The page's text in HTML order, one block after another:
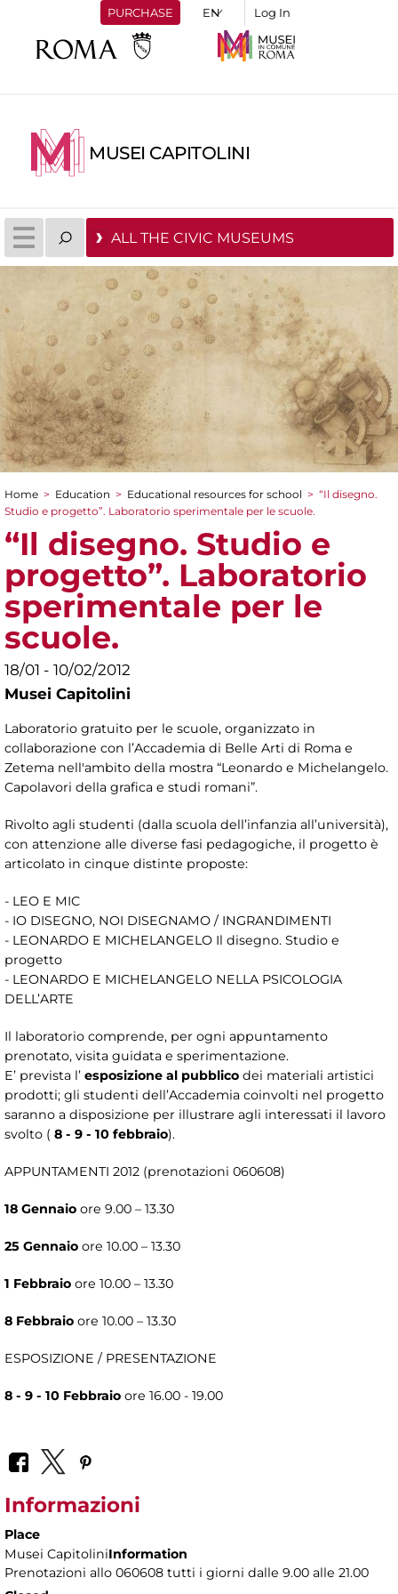
PURCHASE Log In
MUSEI CAPITOLINI
ALL THE CIVIC MUSEUMS
You are here
Home > Education > Educational resources for school > “Il disegno.
Studio e progetto”. Laboratorio sperimentale per le scuole.
“Il disegno. Studio e
progetto”. Laboratorio
sperimentale per le
scuole.
18/01 - 10/02/2012
Musei Capitolini
Laboratorio gratuito per le scuole, organizzato in
collaborazione con l’Accademia di Belle Arti di Roma e
Zetema nell'ambito della mostra “Leonardo e Michelangelo.
Capolavori della grafica e studi romani”.
Rivolto agli studenti (dalla scuola dell’infanzia all’università),
con attenzione alle diverse fasi pedagogiche, il progetto è
articolato in cinque distinte proposte:
- LEO E MIC
- IO DISEGNO, NOI DISEGNAMO / INGRANDIMENTI
- LEONARDO E MICHELANGELO Il disegno. Studio e
progetto
- LEONARDO E MICHELANGELO NELLA PSICOLOGIA
DELL’ARTE
Il laboratorio comprende, per ogni appuntamento
prenotato, visita guidata e sperimentazione.
E’ prevista l’ esposizione al pubblico dei materiali artistici
prodotti; gli studenti dell’Accademia coinvolti nel progetto
saranno a disposizione per illustrare agli interessati il lavoro
svolto ( 8 - 9 - 10 febbraio).
APPUNTAMENTI 2012 (prenotazioni 060608)
18 Gennaio ore 9.00 – 13.30
25 Gennaio ore 10.00 – 13.30
1 Febbraio ore 10.00 – 13.30
8 Febbraio ore 10.00 – 13.30
ESPOSIZIONE / PRESENTAZIONE
8 - 9 - 10 Febbraio ore 16.00 - 19.00
Informazioni
Place
Musei CapitoliniInformation
Prenotazioni allo 060608 tutti i giorni dalle 9.00 alle 21.00